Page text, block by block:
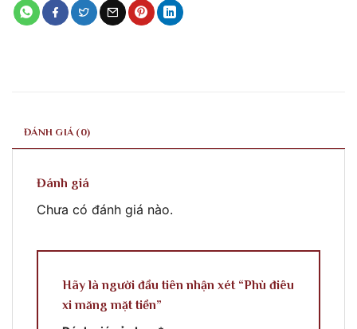
ĐÁNH GIÁ (0)
Đánh giá
Chưa có đánh giá nào.
Hãy là người đầu tiên nhận xét “Phù điêu
xi măng mặt tiền”